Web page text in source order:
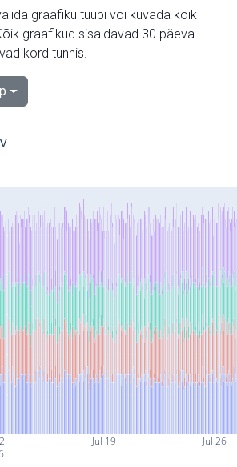
graafiku tüübi või kuvada kõik
graafikud sisaldavad 30 päeva
kord tunnis.
Jul 19 Jul 26